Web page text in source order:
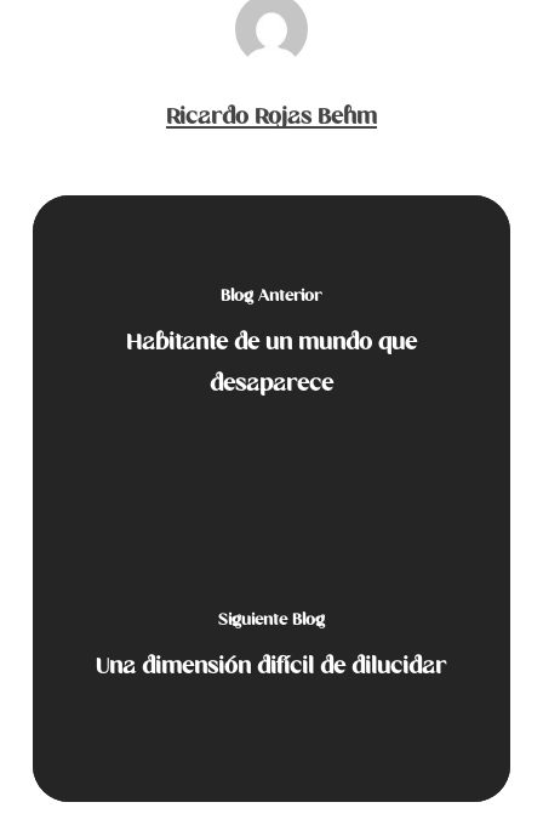
Ricardo Rojas Behm
Blog Anterior
Habitante de un mundo que
desaparece
Siguiente Blog
Una dimensión difícil de dilucidar